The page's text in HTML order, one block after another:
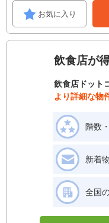
お気に入り
飲食店が
飲食店ドット
より詳細な物
階数
新着
全国